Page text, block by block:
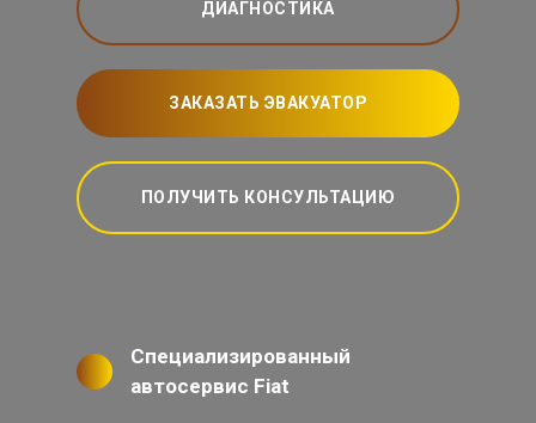
ДИАГНОСТИКА
ЗАКАЗАТЬ ЭВАКУАТОР
ПОЛУЧИТЬ КОНСУЛЬТАЦИЮ
Специализированный
автосервис Fiat